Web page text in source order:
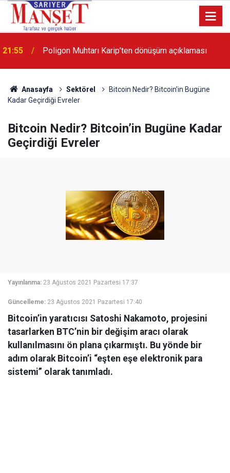
13:36 'Poligon'da İstanbul'a örnek proje gerçekleştirilecek'
Anasayfa Sektörel
Bitcoin Nedir? Bitcoin’in Bugüne
Kadar Geçirdiği Evreler
Bitcoin Nedir? Bitcoin’in Bugüne Kadar
Geçirdiği Evreler
Yayınlanma: 23 Ağustos 2021 Pazartesi 17:37
Güncelleme: 23 Ağustos 2021 Pazartesi 17:40
Bitcoin’in yaratıcısı Satoshi Nakamoto, projesini
tasarlarken BTC’nin bir değişim aracı olarak
kullanılmasını ön plana çıkarmıştı. Bu yönde bir
adım olarak Bitcoin’i “eşten eşe elektronik para
sistemi” olarak tanımladı.